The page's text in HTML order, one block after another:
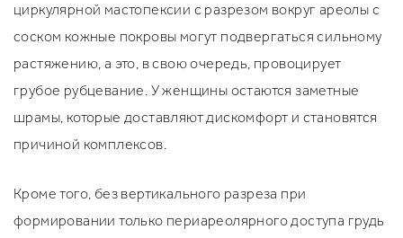
циркулярной мастопексии с разрезом вокруг ареолы с
соском кожные покровы могут подвергаться сильному
растяжению, а это, в свою очередь, провоцирует
грубое рубцевание. У женщины остаются заметные
шрамы, которые доставляют дискомфорт и становятся
причиной комплексов.
Кроме того, без вертикального разреза при
формировании только периареолярного доступа грудь